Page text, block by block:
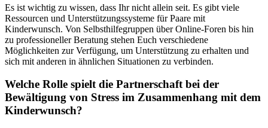
Es ist wichtig zu wissen, dass Ihr nicht allein seit. Es gibt viele
Ressourcen und Unterstützungssysteme für Paare mit
Kinderwunsch. Von Selbsthilfegruppen über Online-Foren bis hin
zu professioneller Beratung stehen Euch verschiedene
Möglichkeiten zur Verfügung, um Unterstützung zu erhalten und
sich mit anderen in ähnlichen Situationen zu verbinden.
Welche Rolle spielt die Partnerschaft bei der
Bewältigung von Stress im Zusammenhang mit dem
Kinderwunsch?